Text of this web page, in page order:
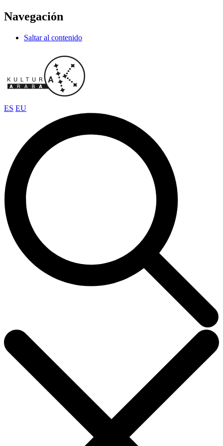
Navegación
Saltar al contenido
ES EU